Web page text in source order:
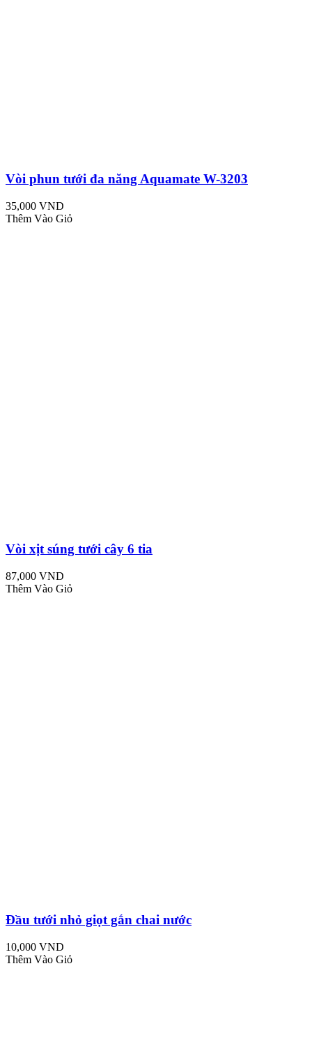
Vòi phun tưới đa năng Aquamate W-3203
35,000 VND
Thêm Vào Giỏ
Vòi xịt súng tưới cây 6 tia
87,000 VND
Thêm Vào Giỏ
Đầu tưới nhỏ giọt gắn chai nước
10,000 VND
Thêm Vào Giỏ